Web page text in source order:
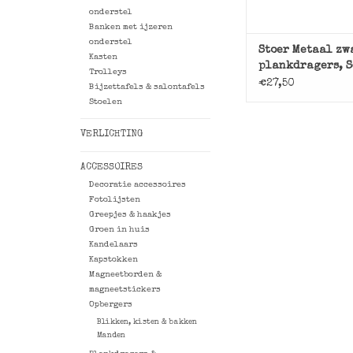
onderstel
Banken met ijzeren
onderstel
Kasten
Trolleys
Bijzettafels & salontafels
Stoelen
VERLICHTING
ACCESSOIRES
Decoratie accessoires
Fotolijsten
Greepjes & haakjes
Groen in huis
Kandelaars
Kapstokken
Magneetborden &
magneetstickers
Opbergers
Blikken, kisten & bakken
Manden
Stoer Metaal
plankdragers,
€27,50